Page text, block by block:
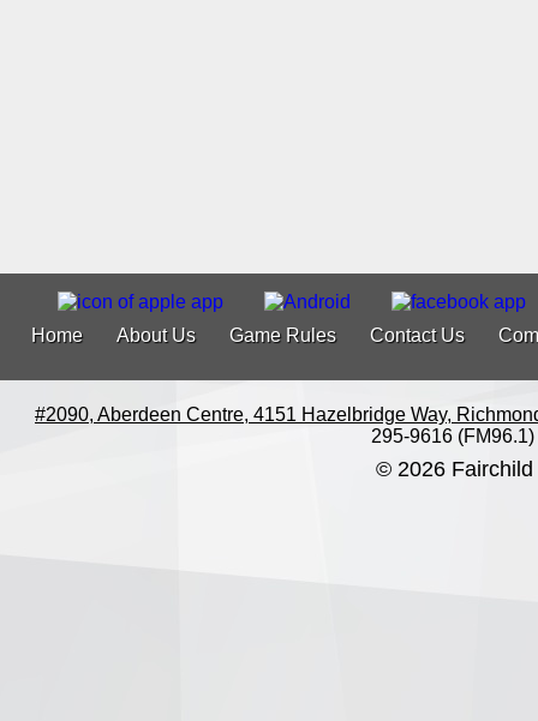
Home About Us Game Rules Contact Us
#2090, Aberdeen Centre, 4151 Hazelbridge Way,
295-9616 (FM96.1)
© 2026 Fairchild